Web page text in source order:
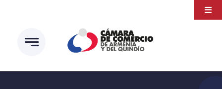
contenido